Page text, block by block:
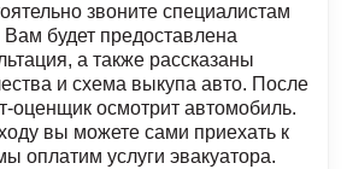
звоните специалистам
будет предоставлена
а также рассказаны
и схема выкупа авто. После
оценщик осмотрит автомобиль.
вы можете сами приехать к
оплатим услуги эвакуатора.